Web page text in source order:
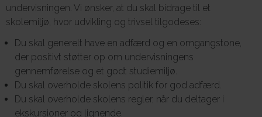
undervisningen. Vi ønsker, at du skal bidrage til et
skolemiljø, hvor udvikling og trivsel tilgodeses:
Du skal generelt have en adfærd og en omgangstone,
der positivt støtter op om undervisningens
gennemførelse og et godt studiemiljø.
Du skal overholde skolens politik for god adfærd.
Du skal overholde skolens regler, når du deltager i
ekskursioner og lignende.